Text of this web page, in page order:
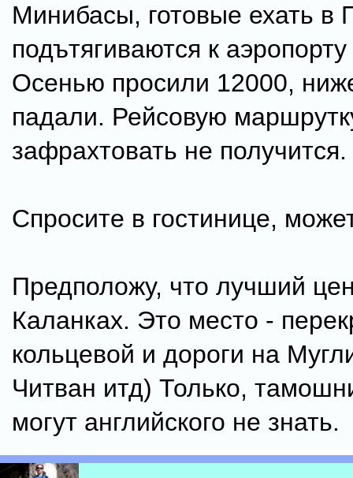
Минибасы, готовые ехать в
подътягиваются к
Осенью просили 12000,
падали. Рейсовую
зафрахтовать не получится.
Спросите в гостинице,
Предположу, что лучший
Каланках. Это место -
кольцевой и дороги на
Читван итд) Только,
могут английского не знать.